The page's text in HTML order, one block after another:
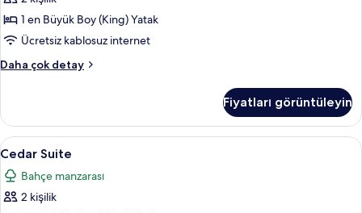
görün1 en Büyük Boy (King) Yatak
Ücretsiz kablosuz internet
Daha çok detay
Courtyard
fazla
detay
Fiyatları görüntüleyin
Cedar
Suite
için
tüm
Cedar Suite | Odada kasa, masa,
9
Cedar Suite
Bahçe manzarası
2 kişilik